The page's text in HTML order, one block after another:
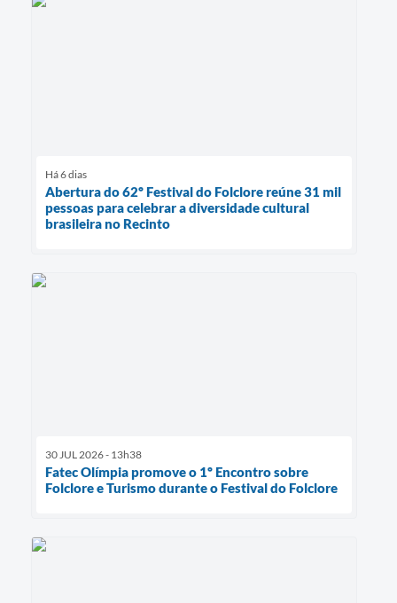
Há 6 dias
Abertura do 62º Festival do Folclore reúne 31 mil
pessoas para celebrar a diversidade cultural
brasileira no Recinto
30 JUL 2026 - 13h38
Fatec Olímpia promove o 1º Encontro sobre
Folclore e Turismo durante o Festival do Folclore